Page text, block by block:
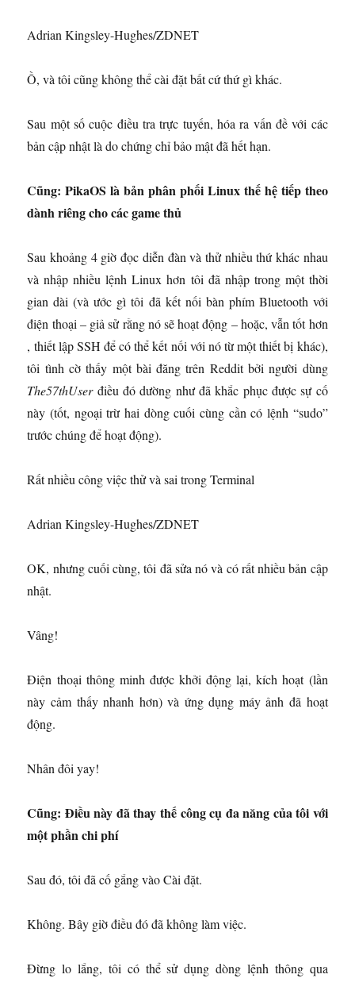
Adrian Kingsley-Hughes/ZDNET
Ồ, và tôi cũng không thể cài đặt bất cứ thứ gì khác.
Sau một số cuộc điều tra trực tuyến, hóa ra vấn đề với các
bản cập nhật là do chứng chỉ bảo mật đã hết hạn.
Cũng: PikaOS là bản phân phối Linux thế hệ tiếp theo
dành riêng cho các game thủ
Sau khoảng 4 giờ đọc diễn đàn và thử nhiều thứ khác nhau
và nhập nhiều lệnh Linux hơn tôi đã nhập trong một thời
gian dài (và ước gì tôi đã kết nối bàn phím Bluetooth với
điện thoại – giả sử rằng nó sẽ hoạt động – hoặc, vẫn tốt hơn
, thiết lập SSH để có thể kết nối với nó từ một thiết bị khác),
tôi tình cờ thấy một bài đăng trên Reddit bởi người dùng
The57thUserđiều đó dường như đã khắc phục được sự cố
này (tốt, ngoại trừ hai dòng cuối cùng cần có lệnh “sudo”
trước chúng để hoạt động).
Rất nhiều công việc thử và sai trong Terminal
Adrian Kingsley-Hughes/ZDNET
OK, nhưng cuối cùng, tôi đã sửa nó và có rất nhiều bản cập
nhật.
Vâng!
Điện thoại thông minh được khởi động lại, kích hoạt (lần
này cảm thấy nhanh hơn) và ứng dụng máy ảnh đã hoạt
động.
Nhân đôi yay!
Cũng: Điều này đã thay thế công cụ đa năng của tôi với
một phần chi phí
Sau đó, tôi đã cố gắng vào Cài đặt.
Không. Bây giờ điều đó đã không làm việc.
Đừng lo lắng, tôi có thể sử dụng dòng lệnh thông qua